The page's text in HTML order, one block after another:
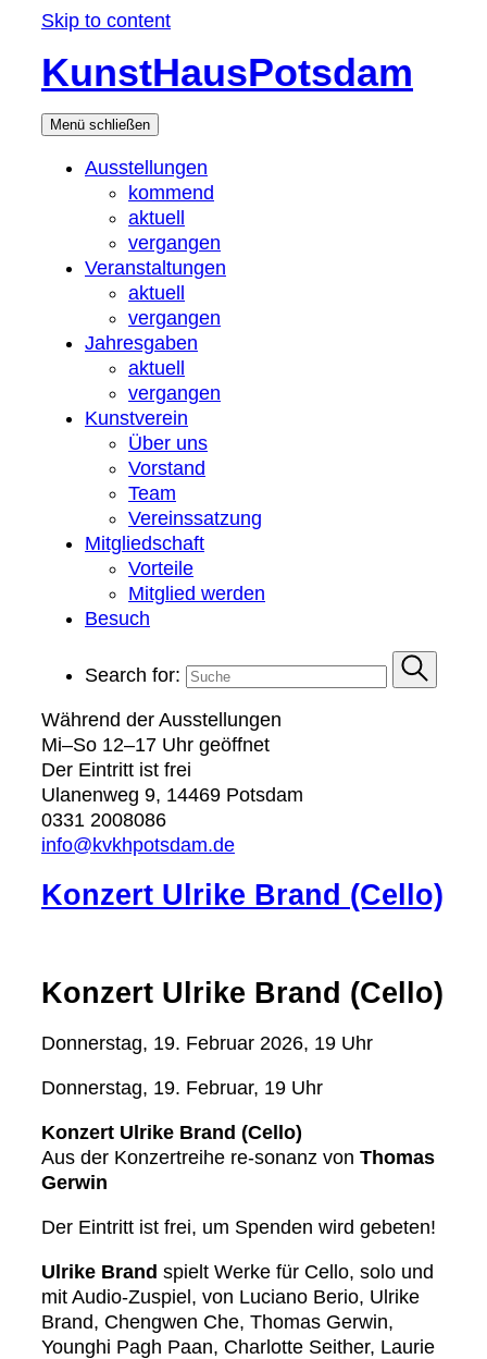
Skip to content
KunstHausPotsdam
Menü schließen
Ausstellungen
kommend
aktuell
vergangen
Veranstaltungen
aktuell
vergangen
Jahresgaben
aktuell
vergangen
Kunstverein
Über uns
Vorstand
Team
Vereinssatzung
Mitgliedschaft
Vorteile
Mitglied werden
Besuch
Search for:
Während der Ausstellungen
Mi–So 12–17 Uhr geöffnet
Der Eintritt ist frei
Ulanenweg 9, 14469 Potsdam
0331 2008086
info@kvkhpotsdam.de
Konzert Ulrike Brand (Cello)
Konzert Ulrike Brand (Cello)
Donnerstag, 19. Februar 2026, 19 Uhr
Donnerstag, 19. Februar, 19 Uhr
Konzert Ulrike Brand (Cello)
Aus der Konzertreihe re-sonanz von Thomas
Gerwin
Der Eintritt ist frei, um Spenden wird gebeten!
Ulrike Brand spielt Werke für Cello, solo und
mit Audio-Zuspiel, von Luciano Berio, Ulrike
Brand, Chengwen Che, Thomas Gerwin,
Younghi Pagh Paan, Charlotte Seither, Laurie